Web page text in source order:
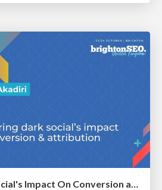
Measuring Dark Social's Impact On Conversion and Attribution